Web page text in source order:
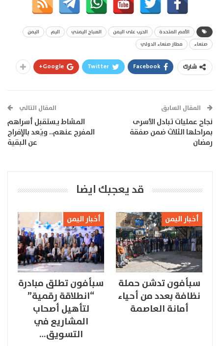
الأمم المتحدة الحرب على اليمن الصباح اليمني اليم
اليمن
صنعاء
مطار صنعاء الدولي
شارك Facebook
Twitter
Google+
المقال السابق
نجاح عمليات تبادل الأسرى
بمراحلها الثلاث ضمن صفقة
رمضان
المقال التالي
المشاط يستقبل أسراهم
المفرج عنهم.. ويَعد بالإفراج
عن البقية
قد يعجبك ايضا
أخبار اليمن
سبأفون تدشن حملة
نظافة بعدد من أحياء
أمانة العاصمة
أخبار اليمن
سبأفون تطلق مبادرة
“انطلاقة رقمية”
لتأهيل أصحاب
المشاريع في
التسويق…